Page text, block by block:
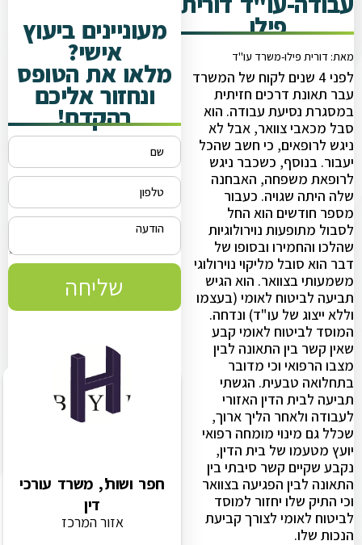
פילו
מאת: דורית פילו-משרד עו"ד
לפני 4 שנים לקוח של המשרד
עבר תאונת דרכים חזיתית
במסגרת נסיעת עבודה. הוא
סבל מכאבי צוואר, אבל לא
ניגש לרופאים, כי חשב שהכל
יעבור. בנוסף, כשכבר ניגש
לרופאת משפחה, האבחנה
שלה היתה שגויה. כעבור
מספר חודשים הוא החל
לסבול מתופעות נוירולוגיות
שהלכו והחמירו ובסופו של
דבר הוא סובל מליקוי נוירולוגי
משמעותי בצוואר. הוא הגיש
תביעה לביטוח לאומי (בעצמו
וללא ייצוג של עו"ד) ונדחה.
המוסד לביטוח לאומי קבע
שאין קשר בין התאונה לבין
מצבו הרפואי וכי מדובר
בתחלואה טבעית. הגשתי
תביעה לבית הדין האזורי
לעבודה ולאחר הליך ארוך,
שכלל גם מינוי מומחה רפואי
יועץ מטעמו של בית הדין,
נקבע שקיים קשר סיבתי בין
התאונה לבין הפגיעה בצוואר
וכי התיק שלו יחזור למוסד
לביטוח לאומי לצורך קביעת
הנכות שלו.
מעוניינים ביעוץ
אישי?
מלאו את הטופס
ונחזור אליכם
בהקדם!
שליחה
חפר ושות', משרד עורכי
דין
אזור המרכז